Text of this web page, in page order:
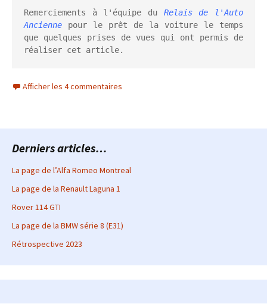
Remerciements à l'équipe du Relais de l'Auto
Ancienne pour le prêt de la voiture le temps
que quelques prises de vues qui ont permis de
réaliser cet article.
Afficher les 4 commentaires
Derniers articles…
La page de l’Alfa Romeo Montreal
La page de la Renault Laguna 1
Rover 114 GTI
La page de la BMW série 8 (E31)
Rétrospective 2023